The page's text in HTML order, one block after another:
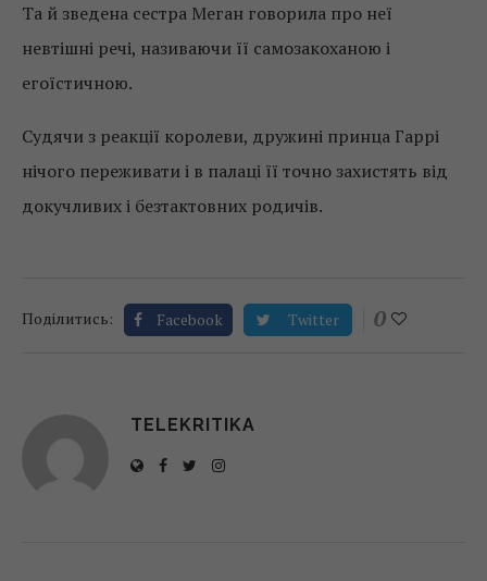
Та й зведена сестра Меган говорила про неї
невтішні речі, називаючи її самозакоханою і
егоїстичною.
Судячи з реакції королеви, дружині принца Гаррі
нічого переживати і в палаці її точно захистять від
докучливих і безтактовних родичів.
Поділитись: Facebook Twitter 0
TELEKRITIKA